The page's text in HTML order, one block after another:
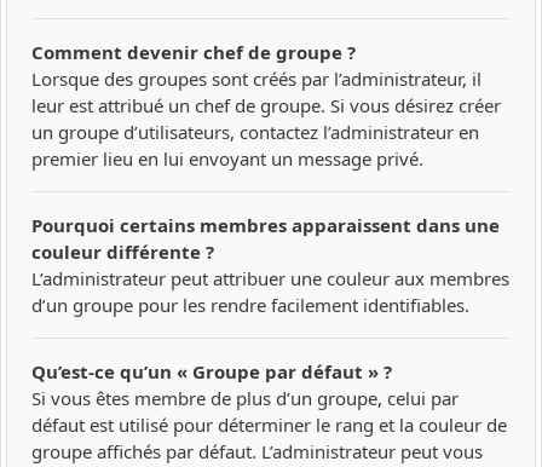
Comment devenir chef de groupe ?
Lorsque des groupes sont créés par l’administrateur, il
leur est attribué un chef de groupe. Si vous désirez créer
un groupe d’utilisateurs, contactez l’administrateur en
premier lieu en lui envoyant un message privé.
Pourquoi certains membres apparaissent dans une
couleur différente ?
L’administrateur peut attribuer une couleur aux membres
d’un groupe pour les rendre facilement identifiables.
Qu’est-ce qu’un « Groupe par défaut » ?
Si vous êtes membre de plus d’un groupe, celui par
défaut est utilisé pour déterminer le rang et la couleur de
groupe affichés par défaut. L’administrateur peut vous